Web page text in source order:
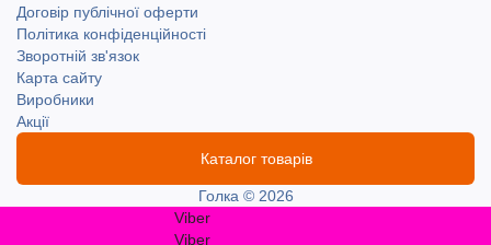
Договір публічної оферти
Політика конфіденційності
Зворотній зв'язок
Карта сайту
Виробники
Акції
Каталог товарів
Голка © 2026
Viber
Viber